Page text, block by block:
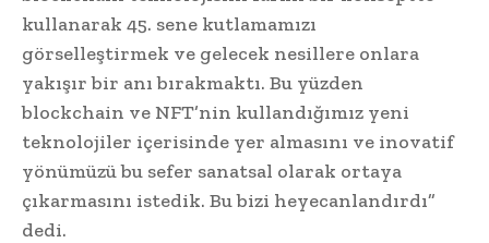
kullanarak 45. sene kutlamamızı
görselleştirmek ve gelecek nesillere onlara
yakışır bir anı bırakmaktı. Bu yüzden
blockchain ve NFT’nin kullandığımız yeni
teknolojiler içerisinde yer almasını ve inovatif
yönümüzü bu sefer sanatsal olarak ortaya
çıkarmasını istedik. Bu bizi heyecanlandırdı”
dedi.